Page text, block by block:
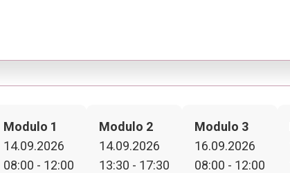
Modulo 1
14.09.2026
08:00 - 12:00
Modulo 2
14.09.2026
13:30 - 17:30
Modulo 3
16.09.2026
08:00 - 12:00